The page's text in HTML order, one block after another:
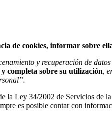
de cookies, informar sobre
y recuperación de
completa sobre su utilización ,
la Ley 34/2002 de Servicios de
es posible contar con